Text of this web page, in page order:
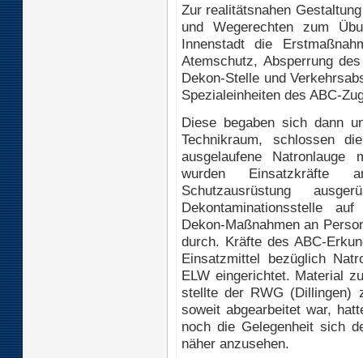
Zur realitätsnahen
und Wegerechten zum
Innenstadt die
Atemschutz, Absperrung
Dekon-Stelle und
Spezialeinheiten des ABC-
Diese begaben sich dann
Technikraum, schlossen
ausgelaufene
wurden Einsatzkräfte
Schutzausrüstung
Dekontaminationsstelle
Dekon-Maßnahmen an
durch. Kräfte des ABC-
Einsatzmittel bezüglich
ELW eingerichtet. Material
stellte der RWG (Dillingen)
soweit abgearbeitet war,
noch die Gelegenheit sich
näher anzusehen.